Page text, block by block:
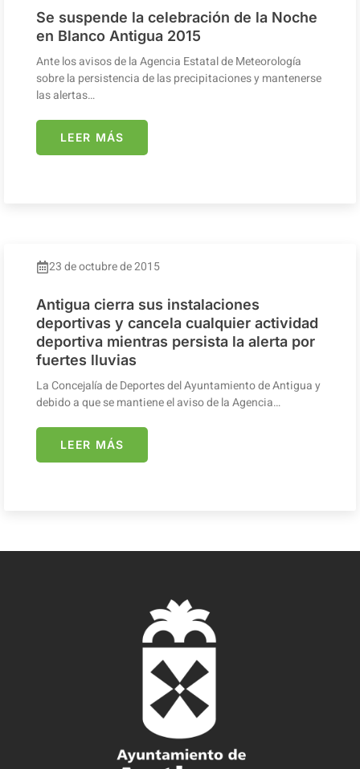
Se suspende la celebración de la Noche
en Blanco Antigua 2015
Ante los avisos de la Agencia Estatal de Meteorología
sobre la persistencia de las precipitaciones y mantenerse
las alertas…
LEER MÁS
23 de octubre de 2015
Antigua cierra sus instalaciones
deportivas y cancela cualquier actividad
deportiva mientras persista la alerta por
fuertes lluvias
La Concejalía de Deportes del Ayuntamiento de Antigua y
debido a que se mantiene el aviso de la Agencia…
LEER MÁS